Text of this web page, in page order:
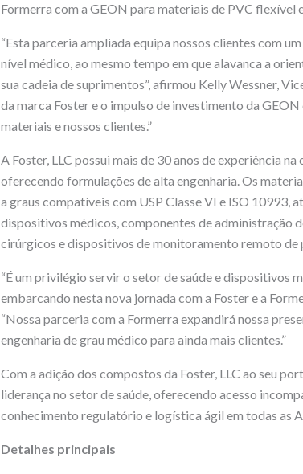
Formerra com a GEON para materiais de PVC
“Esta parceria ampliada equipa nossos clientes com
nível médico, ao mesmo tempo em que alavanca a
sua cadeia de suprimentos”, afirmou Kelly Wessner,
da marca Foster e o impulso de investimento da
materiais e nossos clientes.”
A Foster, LLC possui mais de 30 anos de experiência
oferecendo formulações de alta engenharia. Os
a graus compatíveis com USP Classe VI e ISO 10993,
dispositivos médicos, componentes de administração
cirúrgicos e dispositivos de monitoramento remoto de
“É um privilégio servir o setor de saúde e dispositivos
embarcando nesta nova jornada com a Foster e a
“Nossa parceria com a Formerra expandirá nossa
engenharia de grau médico para ainda mais clientes.”
Com a adição dos compostos da Foster, LLC ao seu
liderança no setor de saúde, oferecendo acesso
conhecimento regulatório e logística ágil em todas as
Detalhes principais